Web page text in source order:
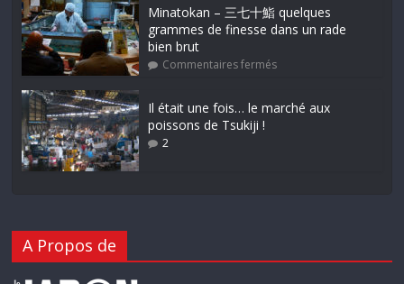
Minatokan – 三七十鮨 quelques
grammes de finesse dans un rade
bien brut
Commentaires fermés
Il était une fois… le marché aux
poissons de Tsukiji !
2
A Propos de